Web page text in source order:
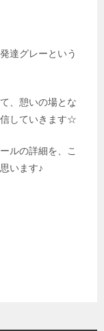
達グレーという
、憩いの場とな
していきます☆
ルの詳細を、こ
います♪